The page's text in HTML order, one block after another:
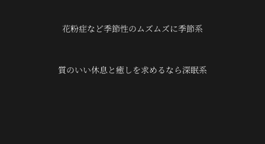
花粉症など季節性のムズムズに季節系
質のいい休息と癒しを求めるなら深眠系